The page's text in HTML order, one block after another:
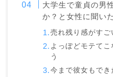
大学生で童貞の男
か？と女性に聞い
売れ残り感がすご
よっぽどモテて
う
今まで彼女もでき